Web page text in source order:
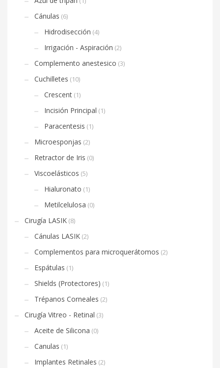
Cánulas (6)
Hidrodisección (4)
Irrigación - Aspiración (2)
Complemento anestesico (3)
Cuchilletes (10)
Crescent (1)
Incisión Principal (1)
Paracentesis (1)
Microesponjas (2)
Retractor de Iris (0)
Viscoelásticos (5)
Hialuronato (1)
Metilcelulosa (0)
Cirugía LASIK (8)
Cánulas LASIK (2)
Complementos para microquerátomos (2)
Espátulas (1)
Shields (Protectores) (1)
Trépanos Corneales (2)
Cirugía Vitreo - Retinal (3)
Aceite de Silicona (0)
Canulas (1)
Implantes Retinales (2)